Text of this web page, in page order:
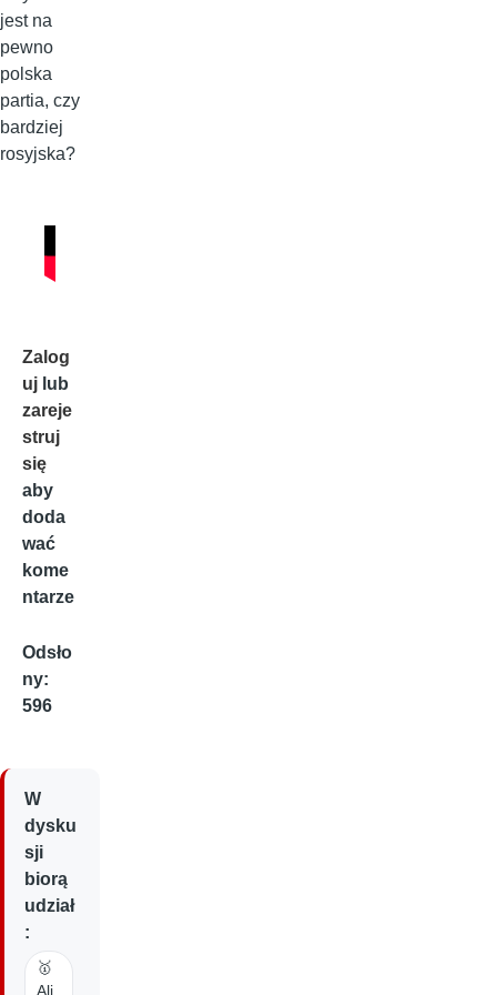
jest na
pewno
polska
partia, czy
bardziej
rosyjska?
Zalog
uj lub
zareje
struj
się
aby
doda
wać
kome
ntarze
Odsło
ny:
596
W
dysku
sji
biorą
udział
:
🥇
Ali